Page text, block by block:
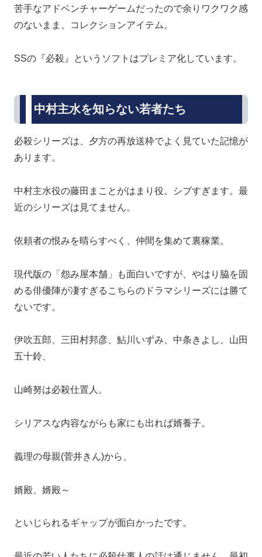
苦手なアドベンチャーゲームだったので余りワクワク感
のないまま、コレクションアイテム。
SSの『必殺』というソフトはプレミア化しています。
中村主水を知らない若者たち
必殺シリーズは、夕方の再放送枠でよく見ていた記憶が
あります。
中村主水役の藤田まことがはまり役。シブすぎます。最
近のシリーズは見てません。
依頼者の恨みを晴らすべく、仲間を集めて裏稼業。
現代版の「怨み屋本舗」も面白いですが、やはり脇を固
める俳優陣が凄すぎるこちらのドラマシリーズには勝て
ないです。
伊吹五郎、三田村邦彦、鮎川いずみ、中条きよし、山田
五十鈴、
山崎努は必殺仕置人。
シリアスな内容ながらも家にも出れば婿養子。
義理の母親(菅井きん)から、
婿殿、婿殿～
といじられるギャップが面白かったです。